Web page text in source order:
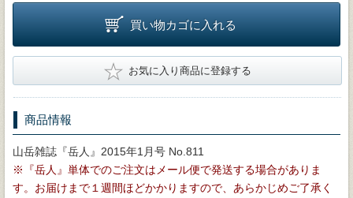
買い物カゴに入れる
★ お気に入り商品に登録する
商品情報
山岳雑誌『岳人』2015年1月号 No.811
※『岳人』単体でのご注文はメール便で発送する場合がありま
す。お届けまで１週間ほどかかりますので、あらかじめご了承く